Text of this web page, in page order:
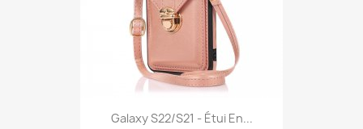
Galaxy S22/S21 - Étui En...